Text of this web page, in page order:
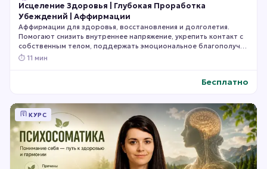
Исцеление Здоровья | Глубокая Проработка
Убеждений | Аффирмации
Аффирмации для здоровья, восстановления и долголетия.
Помогают снизить внутреннее напряжение, укрепить контакт с
собственным телом, поддержать эмоциональное благополучие
и создать психологические условия для более гармоничной
⏱ 11 мин
Бесплатно
КУРС